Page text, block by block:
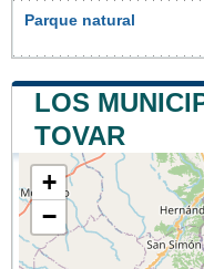
Parque natural
LOS
TOVAR
+
−